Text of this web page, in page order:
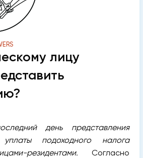
лицу
день представления
подоходного налога
резидентами. Согласно